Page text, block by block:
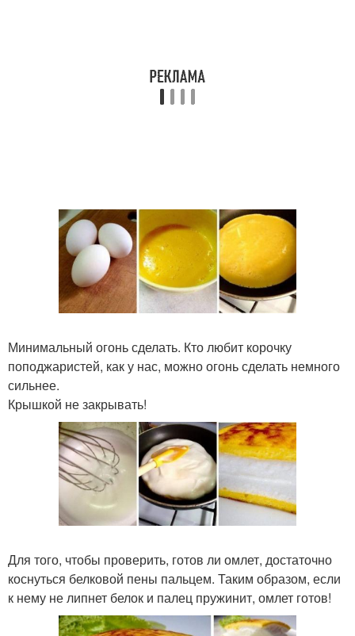
Минимальный огонь сделать. Кто любит корочку
поподжаристей, как у нас, можно огонь сделать немного
сильнее.
Крышкой не закрывать!
Для того, чтобы проверить, готов ли омлет, достаточно
коснуться белковой пены пальцем. Таким образом, если
к нему не липнет белок и палец пружинит, омлет готов!